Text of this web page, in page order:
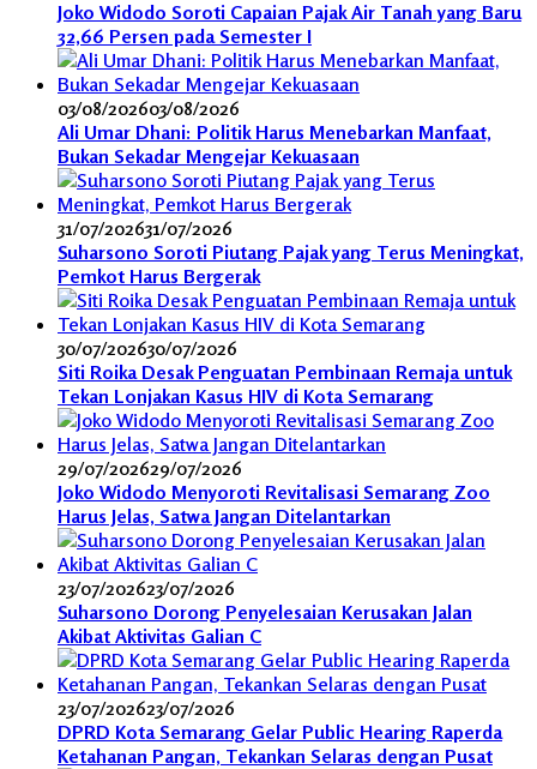
Joko Widodo Soroti Capaian Pajak Air Tanah yang Baru
32,66 Persen pada Semester I
03/08/202603/08/2026
Ali Umar Dhani: Politik Harus Menebarkan Manfaat,
Bukan Sekadar Mengejar Kekuasaan
31/07/202631/07/2026
Suharsono Soroti Piutang Pajak yang Terus Meningkat,
Pemkot Harus Bergerak
30/07/202630/07/2026
Siti Roika Desak Penguatan Pembinaan Remaja untuk
Tekan Lonjakan Kasus HIV di Kota Semarang
29/07/202629/07/2026
Joko Widodo Menyoroti Revitalisasi Semarang Zoo
Harus Jelas, Satwa Jangan Ditelantarkan
23/07/202623/07/2026
Suharsono Dorong Penyelesaian Kerusakan Jalan
Akibat Aktivitas Galian C
23/07/202623/07/2026
DPRD Kota Semarang Gelar Public Hearing Raperda
Ketahanan Pangan, Tekankan Selaras dengan Pusat